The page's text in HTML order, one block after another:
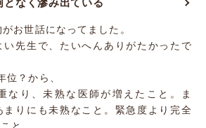
なく滲み出ている
お世話になってました。
い先生で、たいへんありがたかったで
位？から、
なり、未熟な医師が増えたこと。ま
まりにも未熟なこと。緊急度より完全